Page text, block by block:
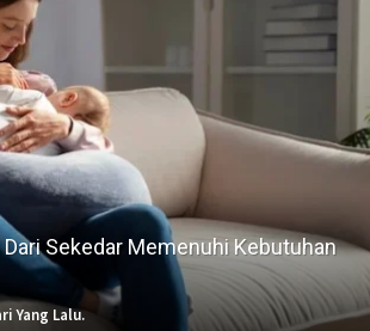
Sekedar Memenuhi Kebutuhan
Yang Lalu.